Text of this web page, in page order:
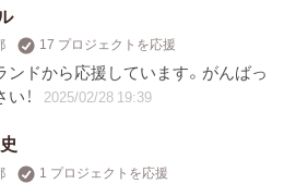
17 プロジェクトを応援
ンドから応援しています。がんばっ
！
2025/02/28 19:39
1 プロジェクトを応援